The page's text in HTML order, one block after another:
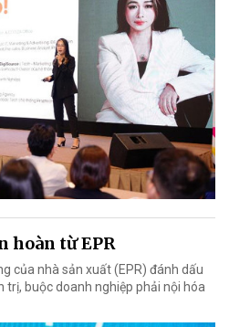
hoàn từ EPR
của nhà sản xuất (EPR) đánh dấu
buộc doanh nghiệp phải nội hóa